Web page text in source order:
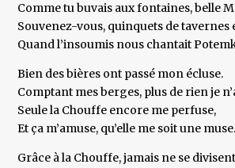
Comme tu buvais aux fontaines, belle
Souvenez-vous, quinquets de tavernes
Quand l’insoumis nous chantait
Bien des bières ont passé mon écluse.
Comptant mes berges, plus de rien je
Seule la Chouffe encore me perfuse,
Et ça m’amuse, qu’elle me soit une muse.
Grâce à la Chouffe, jamais ne se divisent